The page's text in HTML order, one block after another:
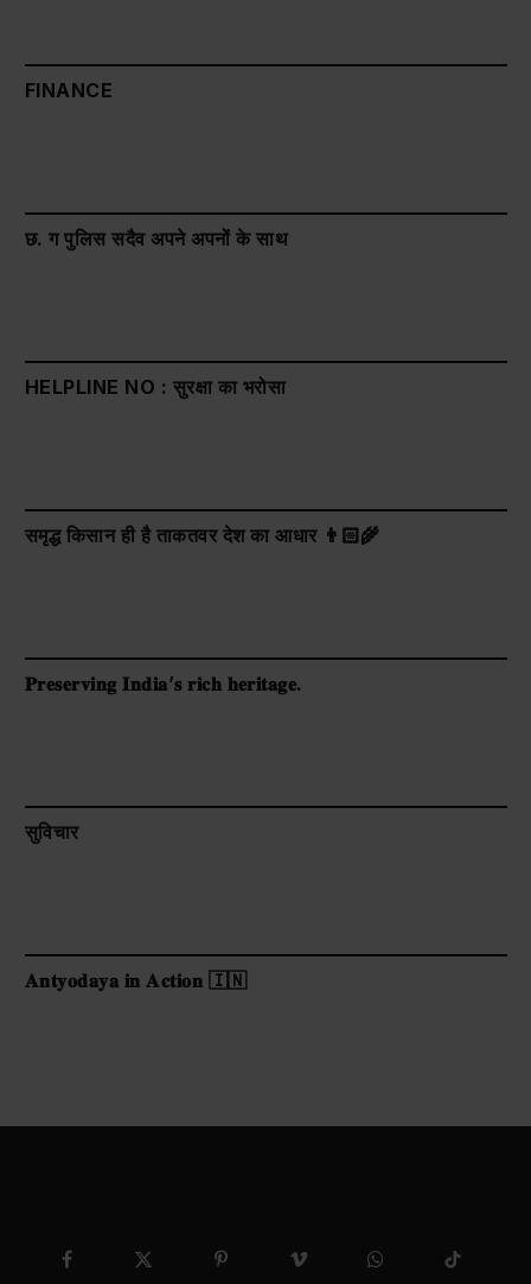
FINANCE
छ. ग पुलिस सदैव अपने अपनों के साथ
HELPLINE NO : सुरक्षा का भरोसा
समृद्ध किसान ही है ताकतवर देश का आधार 👨🏻‍🌾
𝐏𝐫𝐞𝐬𝐞𝐫𝐯𝐢𝐧𝐠 𝐈𝐧𝐝𝐢𝐚’𝐬 𝐫𝐢𝐜𝐡 𝐡𝐞𝐫𝐢𝐭𝐚𝐠𝐞.
सुविचार
𝐀𝐧𝐭𝐲𝐨𝐝𝐚𝐲𝐚 𝐢𝐧 𝐀𝐜𝐭𝐢𝐨𝐧 🇮🇳
FacebookX Pinterest Vimeo WhatsAppTikTok